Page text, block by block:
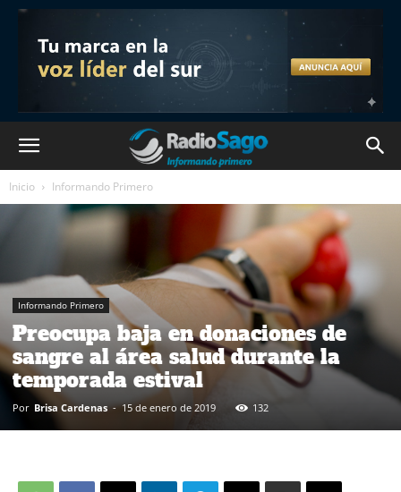
Inicio Informando Primero
Informando Primero
Preocupa baja en donaciones de
sangre al área salud durante la
temporada estival
Por Brisa Cardenas - 15 de enero de 2019 132